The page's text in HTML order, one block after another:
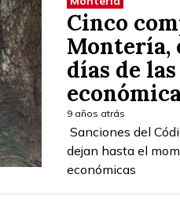
Cinco
Montería,
días de
9 años atrás
Sanciones del
dejan hasta el
económicas